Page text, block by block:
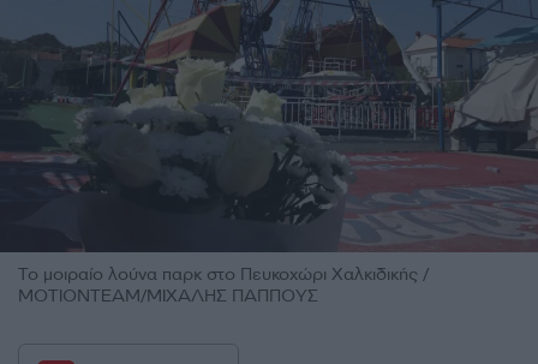
Το μοιραίο λούνα παρκ στο Πευκοχώρι Χαλκιδικής /
ΜΟΤΙΟΝΤΕΑΜ/ΜΙΧΑΛΗΣ ΠΑΠΠΟΥΣ